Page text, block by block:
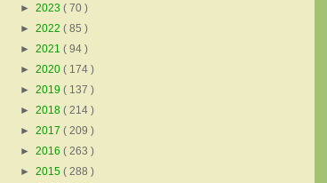
► 2023 ( 70 )
► 2022 ( 85 )
► 2021 ( 94 )
► 2020 ( 174 )
► 2019 ( 137 )
► 2018 ( 214 )
► 2017 ( 209 )
► 2016 ( 263 )
► 2015 ( 288 )